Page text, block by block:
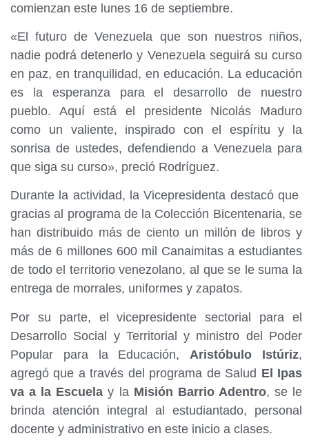
comienzan este lunes 16 de septiembre.
«El futuro de Venezuela que son nuestros niños,
nadie podrá detenerlo y Venezuela seguirá su curso
en paz, en tranquilidad, en educación. La educación
es la esperanza para el desarrollo de nuestro
pueblo. Aquí está el presidente Nicolás Maduro
como un valiente, inspirado con el espíritu y la
sonrisa de ustedes, defendiendo a Venezuela para
que siga su curso», preció Rodríguez.
Durante la actividad, la Vicepresidenta destacó que
gracias al programa de la Colección Bicentenaria, se
han distribuido más de ciento un millón de libros y
más de 6 millones 600 mil Canaimitas a estudiantes
de todo el territorio venezolano, al que se le suma la
entrega de morrales, uniformes y zapatos.
Por su parte, el vicepresidente sectorial para el
Desarrollo Social y Territorial y ministro del Poder
Popular para la Educación, Aristóbulo Istúriz,
agregó que a través del programa de Salud El Ipas
va a la Escuela y la Misión Barrio Adentro, se le
brinda atención integral al estudiantado, personal
docente y administrativo en este inicio a clases.